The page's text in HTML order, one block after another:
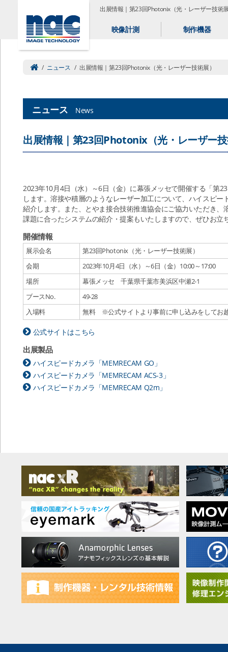
出展情報｜第23回Photonix（光・レーザー技術
映像計測 制作機器
/ ニュース / 出展情報｜第23回Photonix（光・レーザー技術展）
ニュース News
出展情報｜第23回Photonix（光・レーザー
2023年10月4日（水）～6日（金）に幕張メッセで開催する「第
します。溶接や積層のようなレーザー加工について、ハイスピ
紹介します。また、とやま接合技術推進協会にご協力いただき
課題に合ったシステムの紹介・提案もいたしますので、ぜひお立
開催情報
展示会名
第23回Photonix（光・レーザー技術展）
会期
2023年10月4日（水）～6日（金）10:00～17:00
場所
幕張メッセ 千葉県千葉市美浜区中瀬2-1
ブースNo.
49-28
入場料
無料 ※公式サイトより事前に申し込みをしてお
公式サイトはこちら
出展製品
ハイスピードカメラ「MEMRECAM GO」
ハイスピードカメラ「MEMRECAM ACS-3」
ハイスピードカメラ「MEMRECAM Q2m」